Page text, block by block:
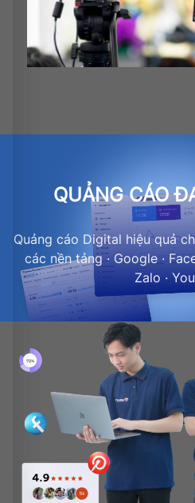
QUẢNG CÁO
Quảng cáo Digital hiệu quả
các nền tảng · Google ·
Zalo ·